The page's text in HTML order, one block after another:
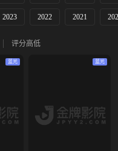
2023 2022 2021
评分高低
蓝光 蓝光